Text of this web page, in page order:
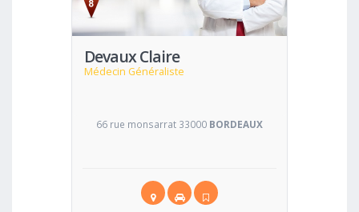
Devaux Claire
Médecin Généraliste
66 rue monsarrat 33000 BORDEAUX